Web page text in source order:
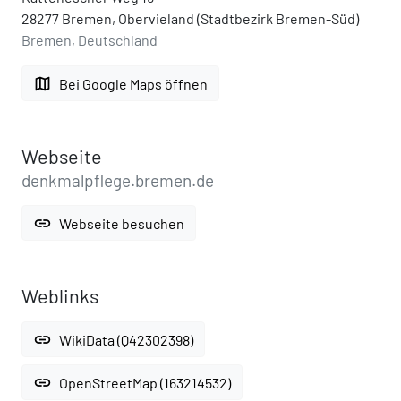
28277 Bremen, Obervieland (Stadtbezirk Bremen-Süd)
Bremen, Deutschland
map Bei Google Maps öffnen
Webseite
denkmalpflege.bremen.de
link Webseite besuchen
Weblinks
link WikiData (Q42302398)
link OpenStreetMap (163214532)